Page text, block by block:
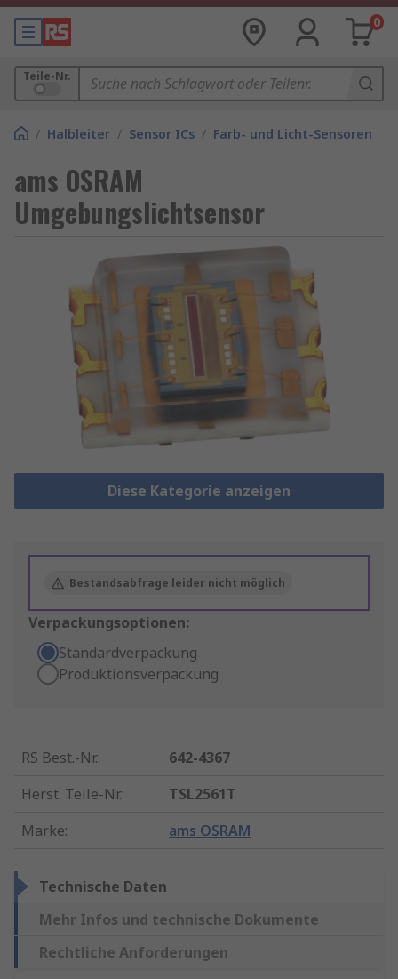
0
Teile-Nr.
/ Halbleiter / Sensor ICs / Farb- und Licht-Sensoren
ams OSRAM
Umgebungslichtsensor
Diese Kategorie anzeigen
Bestandsabfrage leider nicht möglich
Verpackungsoptionen:
Standardverpackung
Produktionsverpackung
RS Best.-Nr.:
642-4367
Herst. Teile-Nr.:
TSL2561T
Marke: ams OSRAM
Technische Daten
Mehr Infos und technische Dokumente
Rechtliche Anforderungen